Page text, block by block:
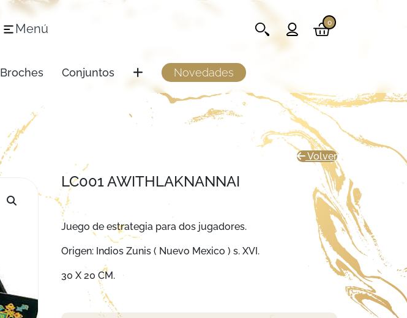
Menú 0
Broches Conjuntos Novedades
Volver
LC001 AWITHLAKNANNAI
Juego de estrategia para dos jugadores.
Origen: Indios Zunis ( Nuevo Mexico ) s. XVI.
30 X 20 CM.